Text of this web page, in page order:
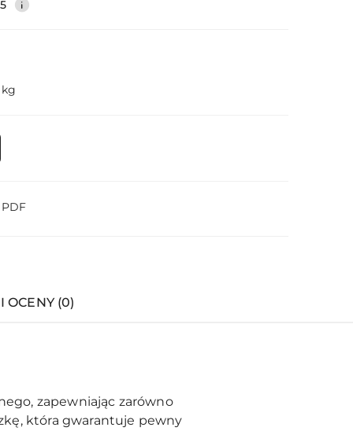
OCENY (0)
zapewniając zarówno
która gwarantuje pewny